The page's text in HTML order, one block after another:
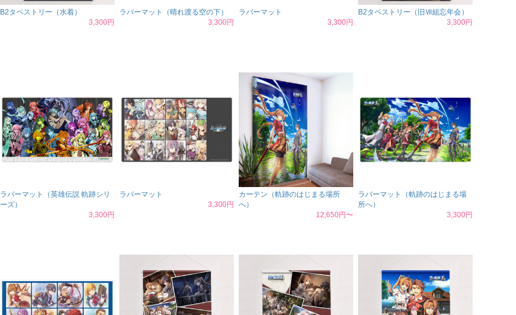
B2タペストリー（水着）
3,300円
ラバーマット（晴れ渡る空の下）
3,300円
ラバーマット
3,300円
B2タペストリー（旧Ⅶ組忘年会）
3,300円
ラバーマット（英雄伝説 軌跡シリ
ーズ）
3,300円
ラバーマット
3,300円
カーテン（軌跡のはじまる場所
へ）
12,650円〜
ラバーマット（軌跡のはじまる場
所へ）
3,300円